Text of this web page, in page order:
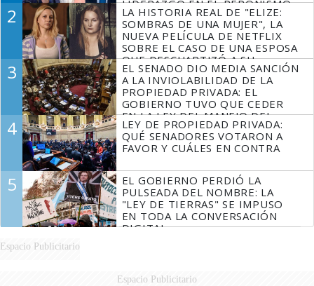
LIDERAZGO EN EL PERONISMO
2
LA HISTORIA REAL DE "ELIZE:
SOMBRAS DE UNA MUJER", LA
NUEVA PELÍCULA DE NETFLIX
SOBRE EL CASO DE UNA ESPOSA
QUE DESCUARTIZÓ A SU
MARIDO
3
EL SENADO DIO MEDIA SANCIÓN
A LA INVIOLABILIDAD DE LA
PROPIEDAD PRIVADA: EL
GOBIERNO TUVO QUE CEDER
EN LA LEY DEL MANEJO DEL
FUEGO
4
LEY DE PROPIEDAD PRIVADA:
QUÉ SENADORES VOTARON A
FAVOR Y CUÁLES EN CONTRA
5
EL GOBIERNO PERDIÓ LA
PULSEADA DEL NOMBRE: LA
"LEY DE TIERRAS" SE IMPUSO
EN TODA LA CONVERSACIÓN
DIGITAL
Espacio Publicitario
Espacio Publicitario